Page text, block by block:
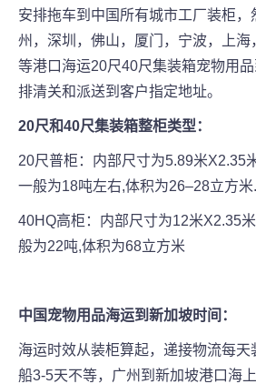
安排拖车到中国所有城市工厂装柜，
州，深圳，佛山，厦门，宁波，上海
等港口海运20尺40尺集装箱宠物用
排清关和派送到客户指定地址。
20尺和40尺集装箱整柜类型：
20尺普柜：内部尺寸为5.89米X2.35
一般为18吨左右,体积为26–28立方米.
40HQ高柜：内部尺寸为12米X2.35
般为22吨,体积为68立方米
中国宠物用品海运到新加坡时间：
海运时效从装柜算起，递接物流每
船3-5天不等，广州到新加坡港口海